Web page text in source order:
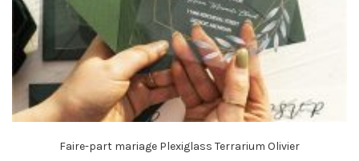
Faire-part mariage Plexiglass Terrarium Olivier